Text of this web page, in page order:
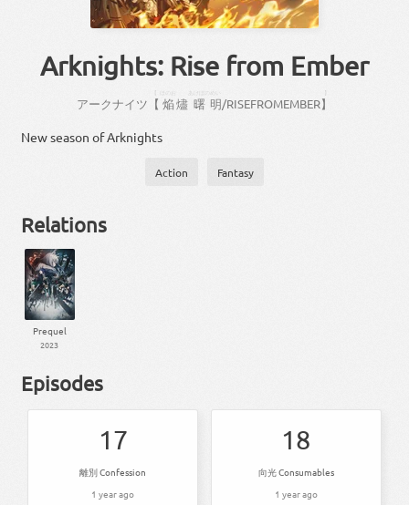
Arknights: Rise from Ember
アークナイツ 【 焔燼 曙 明/RISEFROMEMBER】
New season of Arknights
Action Fantasy
Relations
Prequel
2023
Episodes
17
離別 Confession
1 year ago
18
向光 Consumables
1 year ago